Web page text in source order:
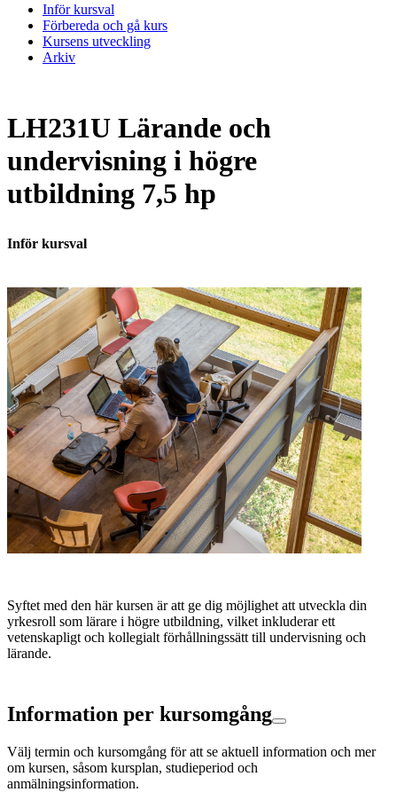
Inför kursval
Förbereda och gå kurs
Kursens utveckling
Arkiv
LH231U Lärande och
undervisning i högre
utbildning 7,5 hp
Inför kursval
Syftet med den här kursen är att ge dig möjlighet att utveckla din
yrkesroll som lärare i högre utbildning, vilket inkluderar ett
vetenskapligt och kollegialt förhållningssätt till undervisning och
lärande.
Information per kursomgång
Välj termin och kursomgång för att se aktuell information och mer
om kursen, såsom kursplan, studieperiod och
anmälningsinformation.